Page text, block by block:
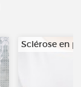
Sclérose en